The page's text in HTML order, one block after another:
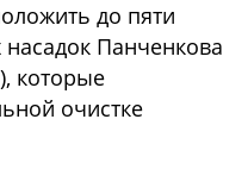
до пяти
Панченкова
которые
очистке